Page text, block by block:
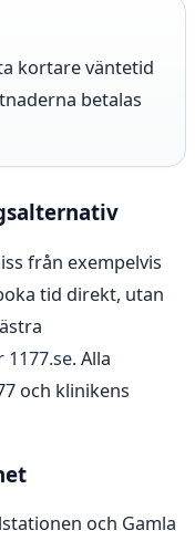
kortare väntetid
betalas
från exempelvis
tid direkt, utan
1177.se. Alla
och klinikens
och Gamla